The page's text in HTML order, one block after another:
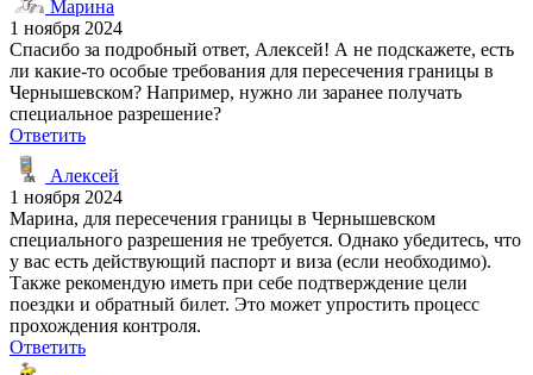
Марина
1 ноября 2024
Спасибо за подробный ответ, Алексей! А не подскажете, есть
ли какие-то особые требования для пересечения границы в
Чернышевском? Например, нужно ли заранее получать
специальное разрешение?
Ответить
Алексей
1 ноября 2024
Марина, для пересечения границы в Чернышевском
специального разрешения не требуется. Однако убедитесь, что
у вас есть действующий паспорт и виза (если необходимо).
Также рекомендую иметь при себе подтверждение цели
поездки и обратный билет. Это может упростить процесс
прохождения контроля.
Ответить